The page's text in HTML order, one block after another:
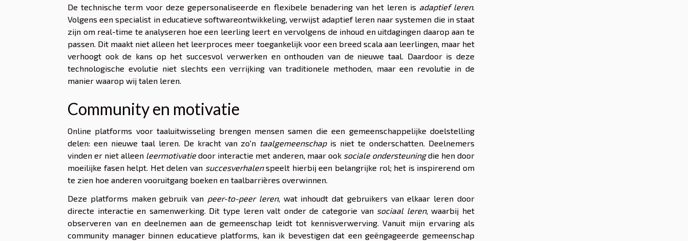
De technische term voor deze gepersonaliseerde en flexibele benadering van het leren is adaptief leren.
Volgens een specialist in educatieve softwareontwikkeling, verwijst adaptief leren naar systemen die in staat
zijn om real-time te analyseren hoe een leerling leert en vervolgens de inhoud en uitdagingen daarop aan te
passen. Dit maakt niet alleen het leerproces meer toegankelijk voor een breed scala aan leerlingen, maar het
verhoogt ook de kans op het succesvol verwerken en onthouden van de nieuwe taal. Daardoor is deze
technologische evolutie niet slechts een verrijking van traditionele methoden, maar een revolutie in de
manier waarop wij talen leren.
Community en motivatie
Online platforms voor taaluitwisseling brengen mensen samen die een gemeenschappelijke doelstelling
delen: een nieuwe taal leren. De kracht van zo'n taalgemeenschapis niet te onderschatten. Deelnemers
vinden er niet alleen leermotivatiedoor interactie met anderen, maar ook sociale ondersteuningdie hen door
moeilijke fasen helpt. Het delen van succesverhalenspeelt hierbij een belangrijke rol; het is inspirerend om
te zien hoe anderen vooruitgang boeken en taalbarrières overwinnen.
Deze platforms maken gebruik van peer-to-peer leren, wat inhoudt dat gebruikers van elkaar leren door
directe interactie en samenwerking. Dit type leren valt onder de categorie van sociaal leren, waarbij het
observeren van en deelnemen aan de gemeenschap leidt tot kennisverwerving. Vanuit mijn ervaring als
community manager binnen educatieve platforms, kan ik bevestigen dat een geëngageerde gemeenschap